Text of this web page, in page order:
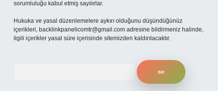
sorumluluğu kabul etmiş sayılırlar.
Hukuka ve yasal düzenlemelere aykırı olduğunu düşündüğünüz
içerikleri, backlinkpanelicomtr@gmail.com adresine bildirmeniz halinde,
ilgili içerikler yasal süre içerisinde sitemizden kaldırılacaktır.